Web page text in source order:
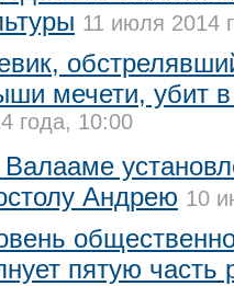
11 июля 2014
мечети, убит в
года, 10:00
Андрею 10
пятую часть